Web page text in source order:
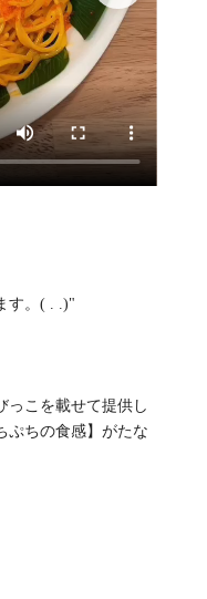
す。‪( . .)"‬
っこを載せて提供し
ぷちの食感】がたな